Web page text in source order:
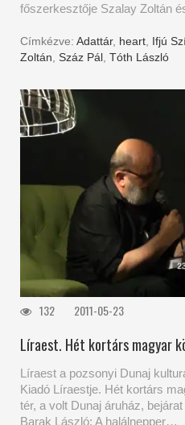
főszerkesztője Szalay Zoltán
Címkézve: Adattár, heart Ifjú
Zoltán
Száz Pál Tóth László
132 2011-05-23
Líraest. Hét kortárs magyar
Líraest a pozsonyi Dunaj
Kiadó Líraestje. Hét kortárs
tér, a volt Dunaj áruház,
Barak László: A halálnepper…